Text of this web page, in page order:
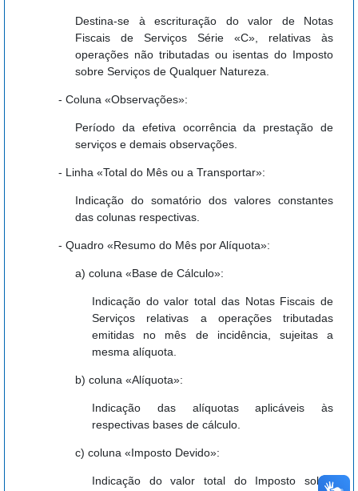
Destina-se à escrituração do valor de Notas
Fiscais de Serviços Série «C», relativas às
operações não tributadas ou isentas do Imposto
sobre Serviços de Qualquer Natureza.
- Coluna «Observações»:
Período da efetiva ocorrência da prestação de
serviços e demais observações.
- Linha «Total do Mês ou a Transportar»:
Indicação do somatório dos valores constantes
das colunas respectivas.
- Quadro «Resumo do Mês por Alíquota»:
a) coluna «Base de Cálculo»:
Indicação do valor total das Notas Fiscais de
Serviços relativas a operações tributadas
emitidas no mês de incidência, sujeitas a
mesma alíquota.
b) coluna «Alíquota»:
Indicação das alíquotas aplicáveis às
respectivas bases de cálculo.
c) coluna «Imposto Devido»:
Indicação do valor total do Imposto sobre